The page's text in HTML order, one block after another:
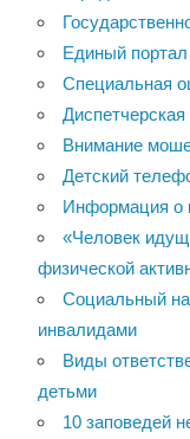
Единый портал
Специальная
Внимание
Детский
Информация о
«Человек
физической
Социальный
инвалидами
Виды
детьми
10 заповедей